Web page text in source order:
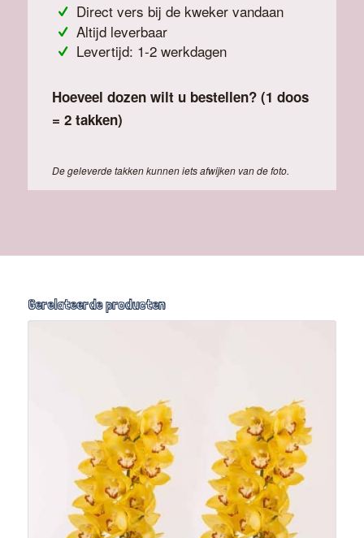
Direct vers bij de kweker vandaan
Altijd leverbaar
Levertijd: 1-2 werkdagen
Hoeveel dozen wilt u bestellen? (1 doos
= 2 takken)
De geleverde takken kunnen iets afwijken van de foto.
Gerelateerde producten